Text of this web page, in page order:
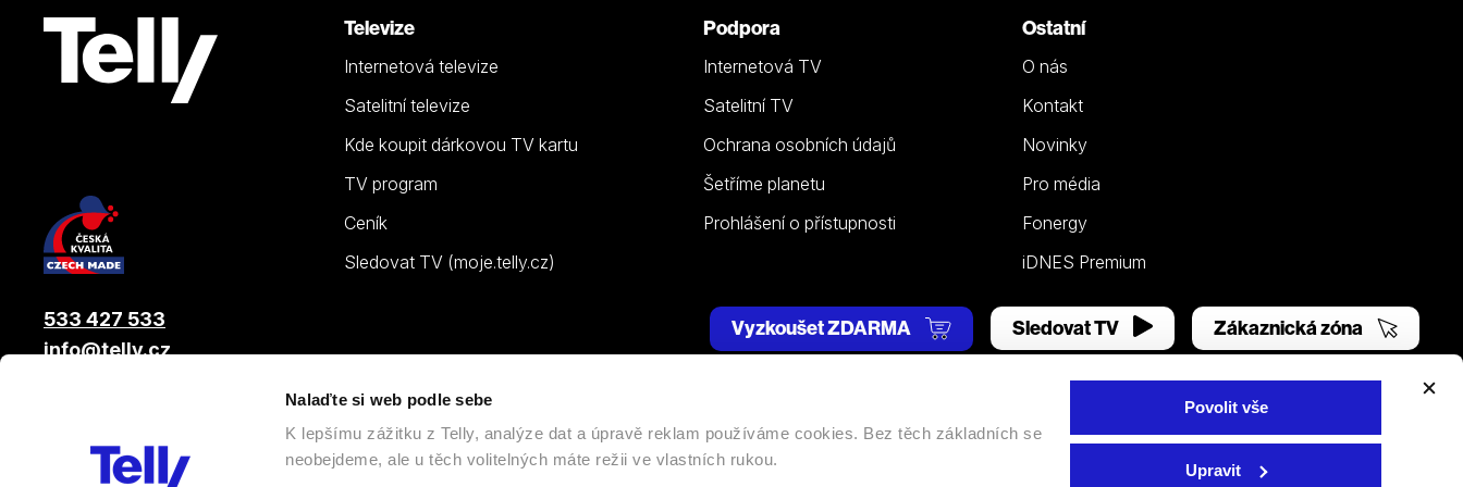
Nalaďte si web podle sebe
K lepšímu zážitku z Telly, analýze dat a úpravě reklam používáme cookies. Bez těch základních se
neobejdeme, ale u těch volitelných máte režii ve vlastních rukou.
Povolit vše
Upravit
Televize
Internetová televize
Satelitní televize
Kde koupit dárkovou TV kartu
TV program
Ceník
Sledovat TV (moje.telly.cz)
Podpora
Internetová TV
Satelitní TV
Ochrana osobních údajů
Šetříme planetu
Prohlášení o přístupnosti
Ostatní
O nás
Kontakt
Novinky
Pro média
Fonergy
iDNES Premium
533 427 533
info@telly.cz
Vyzkoušet ZDARMA Sledovat TV Zákaznická zóna
, člen skupiny LAMA ENERGY GROUP | Všechna práva vyhrazena. |Nastavení cookies